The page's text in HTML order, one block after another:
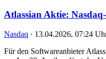
Atlassian Aktie:
Nasdaq · 13.04.2026, 07:24
Für den Softwareanbieter